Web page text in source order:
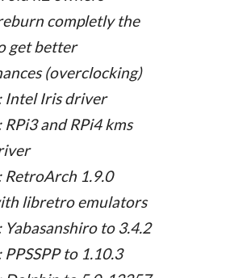
completly the
get better
(overclocking)
Intel Iris driver
RPi3 and RPi4 kms
RetroArch 1.9.0
libretro emulators
Yabasanshiro to 3.4.2
PPSSPP to 1.10.3